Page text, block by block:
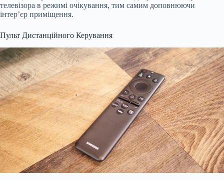
телевізора в режимі очікування, тим самим доповнюючи
інтер’єр приміщення.
Пульт Дистанційного Керування